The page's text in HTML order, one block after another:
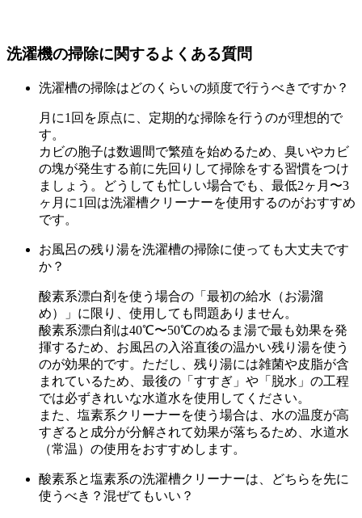
洗濯機の掃除に関するよくある質問
洗濯槽の掃除はどのくらいの頻度で行うべきですか？
月に1回を原点に、定期的な掃除を行うのが理想的で
す。
カビの胞子は数週間で繁殖を始めるため、臭いやカビ
の塊が発生する前に先回りして掃除をする習慣をつけ
ましょう。どうしても忙しい場合でも、最低2ヶ月〜3
ヶ月に1回は洗濯槽クリーナーを使用するのがおすすめ
です。
お風呂の残り湯を洗濯槽の掃除に使っても大丈夫です
か？
酸素系漂白剤を使う場合の「最初の給水（お湯溜
め）」に限り、使用しても問題ありません。
酸素系漂白剤は40℃〜50℃のぬるま湯で最も効果を発
揮するため、お風呂の入浴直後の温かい残り湯を使う
のが効果的です。ただし、残り湯には雑菌や皮脂が含
まれているため、最後の「すすぎ」や「脱水」の工程
では必ずきれいな水道水を使用してください。
また、塩素系クリーナーを使う場合は、水の温度が高
すぎると成分が分解されて効果が落ちるため、水道水
（常温）の使用をおすすめします。
酸素系と塩素系の洗濯槽クリーナーは、どちらを先に
使うべき？混ぜてもいい？